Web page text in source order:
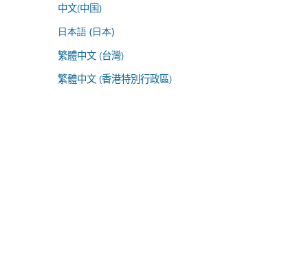
中文(中国)
日本語 (日本)
繁體中文 (台灣)
繁體中文 (香港特別行政區)